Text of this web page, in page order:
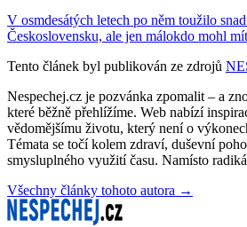
V osmdesátých letech po něm toužilo
Československu, ale jen málokdo mohl
Tento článek byl publikován ze zdrojů
Nespechej.cz je pozvánka zpomalit – a
které běžně přehlížíme. Web nabízí
vědomějšímu životu, který není o
Témata se točí kolem zdraví, duševní
smysluplného využití času. Namísto
Všechny články tohoto autora →